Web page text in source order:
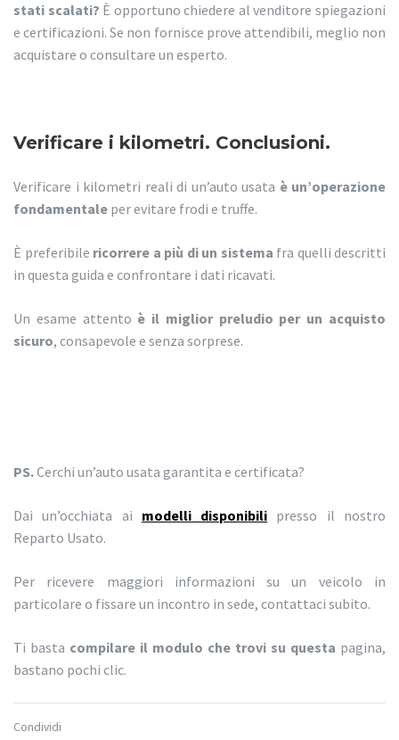
stati scalati? È opportuno chiedere al venditore spiegazioni
e certificazioni. Se non fornisce prove attendibili, meglio non
acquistare o consultare un esperto.
Verificare i kilometri. Conclusioni.
Verificare i kilometri reali di un’auto usata è un’operazione
fondamentale per evitare frodi e truffe.
È preferibile ricorrere a più di un sistema fra quelli descritti
in questa guida e confrontare i dati ricavati.
Un esame attento è il miglior preludio per un acquisto
sicuro, consapevole e senza sorprese.
PS.Cerchi un’auto usata garantita e certificata?
Dai un’occhiata ai modelli disponibili presso il nostro
Reparto Usato.
Per ricevere maggiori informazioni su un veicolo in
particolare o fissare un incontro in sede, contattaci subito.
Ti basta compilare il modulo che trovi su questa pagina,
bastano pochi clic.
Condividi